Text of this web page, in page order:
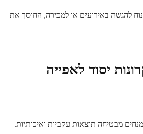
להגשה באירועים או למכירה, החוסך את
יסוד לאפייה
מבטיחה תוצאות עקביות ואיכותיות.